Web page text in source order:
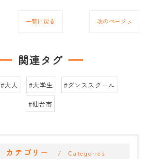
一覧に戻る 次のページ >
関連タグ
#大人 #大学生
#ダンススクール
#仙台市
カテゴリー Categories